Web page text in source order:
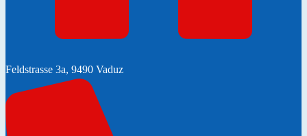
Feldstrasse 3a, 9490 Vaduz